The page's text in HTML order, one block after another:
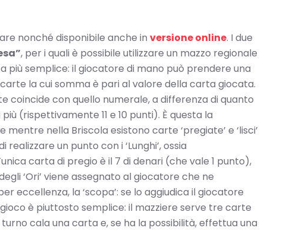
nonché disponibile anche in versione online. I due
, per i quali è possibile utilizzare un mazzo regionale
più semplice: il giocatore di mano può prendere una
la cui somma è pari al valore della carta giocata.
coincide con quello numerale, a differenza di quanto
(rispettivamente 11 e 10 punti). È questa la
nella Briscola esistono carte ‘pregiate’ e ‘lisci’
un punto con i ‘Lunghi’, ossia
carta di pregio è il 7 di denari (che vale 1 punto),
‘Ori’ viene assegnato al giocatore che ne
eccellenza, la ‘scopa’: se lo aggiudica il giocatore
è piuttosto semplice: il mazziere serve tre carte
cala una carta e, se ha la possibilità, effettua una